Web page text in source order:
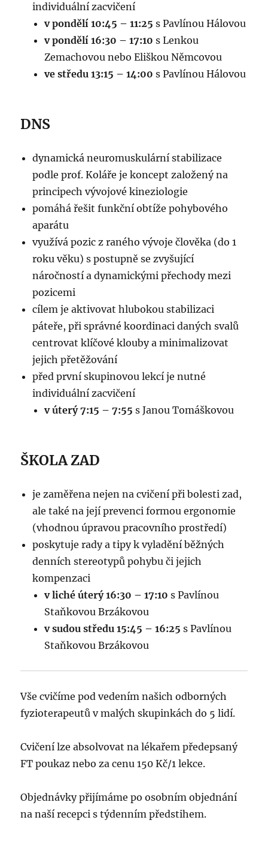
individuální zacvičení
v pondělí 10:45 – 11:25 s Pavlínou Hálovou
v pondělí 16:30 – 17:10 s Lenkou
Zemachovou nebo Eliškou Němcovou
ve středu 13:15 – 14:00 s Pavlínou Hálovou
DNS
dynamická neuromuskulární stabilizace
podle prof. Koláře je koncept založený na
principech vývojové kineziologie
pomáhá řešit funkční obtíže pohybového
aparátu
využívá pozic z raného vývoje člověka (do 1
roku věku) s postupně se zvyšující
náročností a dynamickými přechody mezi
pozicemi
cílem je aktivovat hlubokou stabilizaci
páteře, při správné koordinaci daných svalů
centrovat klíčové klouby a minimalizovat
jejich přetěžování
před první skupinovou lekcí je nutné
individuální zacvičení
v úterý 7:15 – 7:55 s Janou Tomáškovou
ŠKOLA ZAD
je zaměřena nejen na cvičení při bolesti zad,
ale také na její prevenci formou ergonomie
(vhodnou úpravou pracovního prostředí)
poskytuje rady a tipy k vyladění běžných
denních stereotypů pohybu či jejich
kompenzaci
v liché úterý 16:30 – 17:10 s Pavlínou
Staňkovou Brzákovou
v sudou středu 15:45 – 16:25s Pavlínou
Staňkovou Brzákovou
Vše cvičíme pod vedením našich odborných
fyzioterapeutů v malých skupinkách do 5 lidí.
Cvičení lze absolvovat na lékařem předepsaný
FT poukaz nebo za cenu 150 Kč/1 lekce.
Objednávky přijímáme po osobním objednání
na naší recepci s týdenním předstihem.